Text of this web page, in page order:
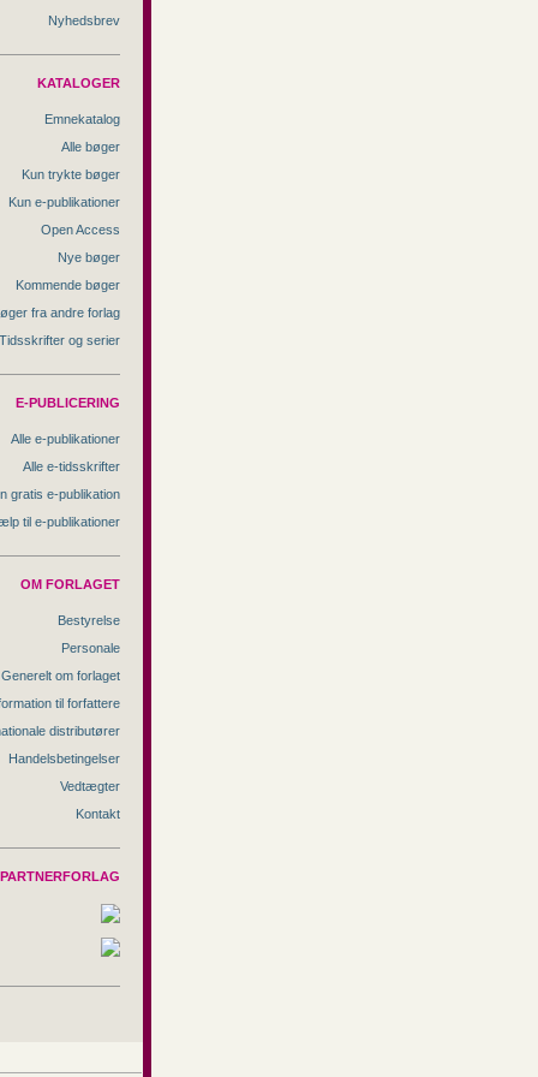
Nyhedsbrev
KATALOGER
Emnekatalog
Alle bøger
Kun trykte bøger
Kun e-publikationer
Open Access
Nye bøger
Kommende bøger
fra andre forlag
Tidsskrifter og serier
E-PUBLICERING
Alle e-publikationer
Alle e-tidsskrifter
gratis e-publikation
til e-publikationer
OM FORLAGET
Bestyrelse
Personale
Generelt om forlaget
til forfattere
distributører
Handelsbetingelser
Vedtægter
Kontakt
PARTNERFORLAG